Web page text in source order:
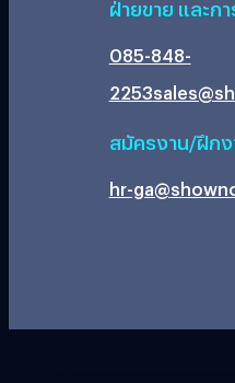
ฝ่ายขาย และก
085-848-
2253
สมัครงาน/ฝึก
hr-